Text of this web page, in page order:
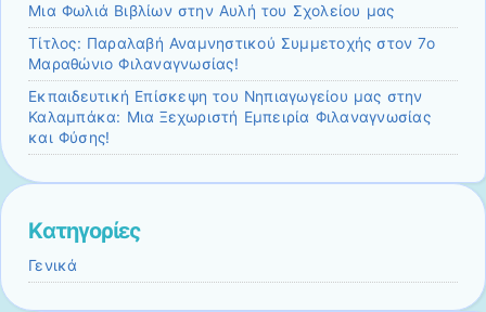
Μια Φωλιά Βιβλίων στην Αυλή του Σχολείου μας
Τίτλος: Παραλαβή Αναμνηστικού Συμμετοχής στον 7ο
Μαραθώνιο Φιλαναγνωσίας!
Εκπαιδευτική Επίσκεψη του Νηπιαγωγείου μας στην
Καλαμπάκα: Μια Ξεχωριστή Εμπειρία Φιλαναγνωσίας
και Φύσης!
Kατηγορίες
Γενικά